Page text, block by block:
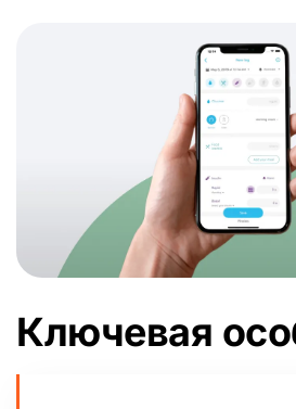
Ключевая